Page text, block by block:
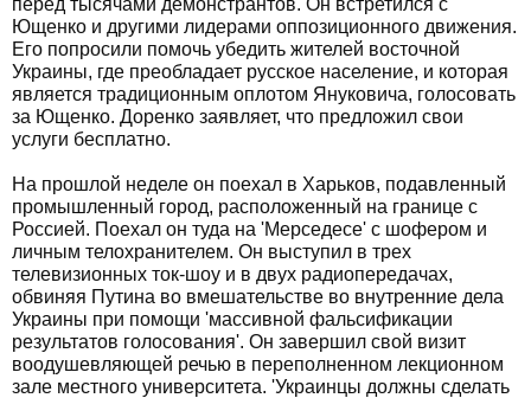
перед тысячами демонстрантов. Он встретился с
Ющенко и другими лидерами оппозиционного движения.
Его попросили помочь убедить жителей восточной
Украины, где преобладает русское население, и которая
является традиционным оплотом Януковича, голосовать
за Ющенко. Доренко заявляет, что предложил свои
услуги бесплатно.
На прошлой неделе он поехал в Харьков, подавленный
промышленный город, расположенный на границе с
Россией. Поехал он туда на 'Мерседесе' с шофером и
личным телохранителем. Он выступил в трех
телевизионных ток-шоу и в двух радиопередачах,
обвиняя Путина во вмешательстве во внутренние дела
Украины при помощи 'массивной фальсификации
результатов голосования'. Он завершил свой визит
воодушевляющей речью в переполненном лекционном
зале местного университета. 'Украинцы должны сделать